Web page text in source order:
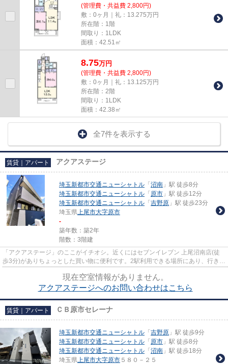
(管理費・共益費 2,800円)
敷：0ヶ月｜礼：13.275万円
所在階：1階
間取り：1LDK
面積：42.51㎡
8.75万円
(管理費・共益費 2,800円)
敷：0ヶ月｜礼：13.125万円
所在階：2階
間取り：1LDK
面積：42.38㎡
全7件を表示する
賃貸｜アパート アクアステージ
埼玉新都市交通ニューシャトル 「 沼南 」駅 徒歩8分
埼玉新都市交通ニューシャトル 「 原市 」駅 徒歩12分
埼玉新都市交通ニューシャトル 「 吉野原 」駅 徒歩23分
埼玉県上尾市大字原市
-
築年数：築2年
階数：3階建
「アクアステージ」のここがイチオシ。近くにはセブンイレブン 上尾沼南店(徒
歩3分)がありちょっとした買い物に便利です。2駅利用できる場所にあり、行き先
現在空室情報がありません。
アクアステージへのお問い合わせはこちら
賃貸｜アパート ＣＢ原市セレーナ
埼玉新都市交通ニューシャトル 「 吉野原 」駅 徒歩9分
埼玉新都市交通ニューシャトル 「 原市 」駅 徒歩8分
埼玉新都市交通ニューシャトル 「 沼南 」駅 徒歩18分
埼玉県上尾市大字原市 ５８０－２５